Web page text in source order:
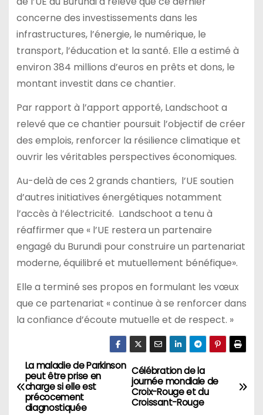
concerne des investissements dans les
infrastructures, l’énergie, le numérique, le
transport, l’éducation et la santé. Elle a estimé à
environ 384 millions d’euros en prêts et dons, le
montant investit dans ce chantier.
Par rapport à l’apport apporté, Landschoot a
relevé que ce chantier poursuit l’objectif de créer
des emplois, renforcer la résilience climatique et
ouvrir les véritables perspectives économiques.
Au-delà de ces 2 grands chantiers, l’UE soutien
d’autres initiatives énergétiques notamment
l’accès à l’électricité. Landschoot a tenu à
réaffirmer que « l’UE restera un partenaire
engagé du Burundi pour construire un partenariat
moderne, équilibré et mutuellement bénéfique».
Elle a terminé ses propos en formulant les vœux
que ce partenariat « continue à se renforcer dans
la confiance d’écoute mutuelle et de respect. »
Navigation
de
Célébration de la
journée mondiale de
Croix-Rouge et du
Croissant-Rouge
La maladie de Parkinson
peut être prise en
charge si elle est
précocement
diagnostiquée